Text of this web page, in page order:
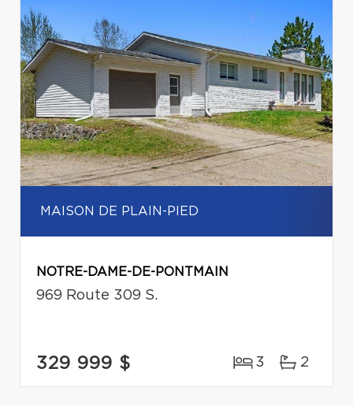
MAISON DE PLAIN-PIED
NOTRE-DAME-DE-PONTMAIN
969 Route 309 S.
329 999 $ 3 2